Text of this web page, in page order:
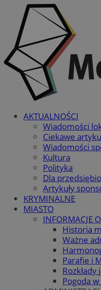
AKTUALNOŚCI
Wiadomości
Ciekawe
Wiadomości
Kultura
Polityka
Dla
Artykuły
KRYMINALNE
MIASTO
INFORMACJE
Historia
Ważne
Parafie i
Pogoda